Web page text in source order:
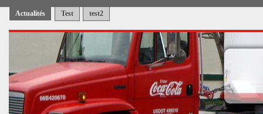
Actualités Test test2